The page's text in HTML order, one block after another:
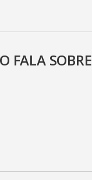
FALA SOBRE